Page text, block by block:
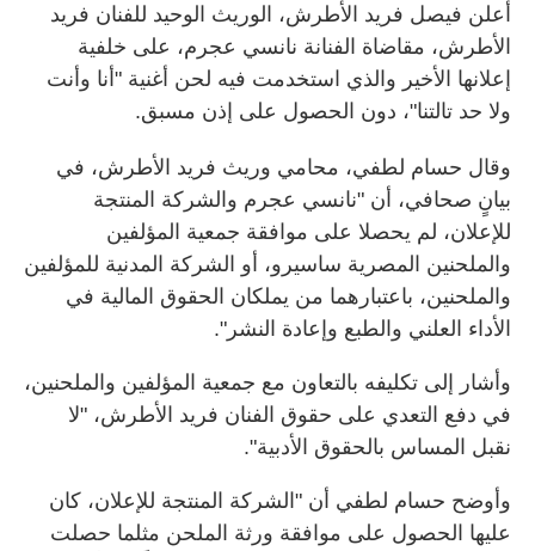
أعلن فيصل فريد الأطرش، الوريث الوحيد للفنان فريد
الأطرش، مقاضاة الفنانة نانسي عجرم، على خلفية
إعلانها الأخير والذي استخدمت فيه لحن أغنية "أنا وأنت
ولا حد تالتنا"، دون الحصول على إذن مسبق.
وقال حسام لطفي، محامي وريث فريد الأطرش، في
بيانٍ صحافي، أن "نانسي عجرم والشركة المنتجة
للإعلان، لم يحصلا على موافقة جمعية المؤلفين
والملحنين المصرية ساسيرو، أو الشركة المدنية للمؤلفين
والملحنين، باعتبارهما من يملكان الحقوق المالية في
الأداء العلني والطبع وإعادة النشر".
وأشار إلى تكليفه بالتعاون مع جمعية المؤلفين والملحنين،
في دفع التعدي على حقوق الفنان فريد الأطرش، "لا
نقبل المساس بالحقوق الأدبية".
وأوضح حسام لطفي أن "الشركة المنتجة للإعلان، كان
عليها الحصول على موافقة ورثة الملحن مثلما حصلت